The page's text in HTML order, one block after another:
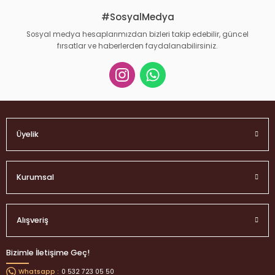
Gönder
#SosyalMedya
Sosyal medya hesaplarımızdan bizleri takip edebilir, güncel
fırsatlar ve haberlerden faydalanabilirsiniz.
Üyelik
Kurumsal
Alışveriş
Bizimle İletişime Geç!
Whatsapp : 0 532 723 05 50